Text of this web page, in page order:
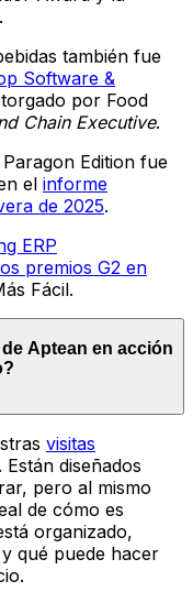
también fue
Software &
por Food
Chain Executive.
Edition fue
el informe
de 2025.
ERP
premios G2 en
Fácil.
Aptean en acción
visitas
. Están diseñados
pero al mismo
de cómo es
organizado,
qué puede hacer